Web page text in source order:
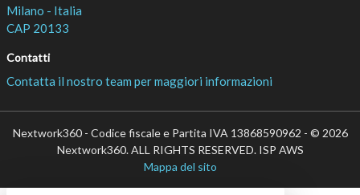
Milano - Italia
CAP 20133
Contatti
Contatta il nostro team per maggiori informazioni
Nextwork360 - Codice fiscale e Partita IVA 13868590962 - © 2026
Nextwork360. ALL RIGHTS RESERVED. ISP AWS
Mappa del sito